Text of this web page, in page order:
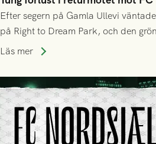
Efter segern på Gamla Ullevi
på Right to Dream Park, och den
upphöra efter mindre än kvarten
tennissiffror och det grönsvarta
Läs mer